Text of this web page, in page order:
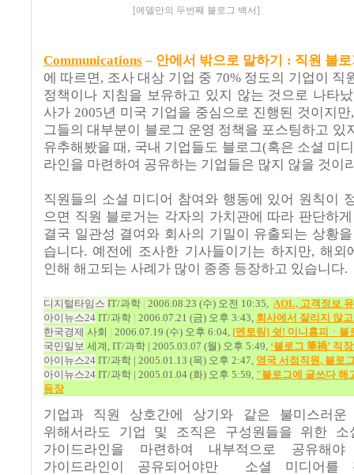
[에델만의 두번째 블로그 백서]
Communications– 안에서 밖으로 말하기 : 직원 블
에 따르면 , 조사 대상 기업 중 70% 정도의 기업이 직
정책이나 지침을 보유하고 있지 않는 것으로 나타
사가 2005년 미국 기업을 중심으로 진행된 것이지만
그들의 대부분이 블로그 운영 정책을 포스팅하고 있
유추해봤을 때 , 국내 기업들도 블로그(혹은 소셜 미
라인을 마련하여 공유하는 기업들은 많지 않을 것이
직원들의 소셜 미디어 참여와 행동에 있어 원칙이
으면 직원 블로거는 각자의 가치관에 따라 판단하
결국 일관성 결여와 회사의 기밀이 유출되는 상황
습니다. 예전에 조사한 기사들이기는 하지만, 해외
인해 해고되는 사례가 많이 종종 등장하고 있습니다.
디지털타임스 IT/과학 | 2006.08.23 (수) 오전 10:35, AOL, 고객정보
아이뉴스24 IT/과학 | 2006.07.21 (금) 오후 3:43, 회사에서 잘리지 않고
한국경제 사회 | 2006.07.19 (수) 오후 6:04, [멘토링] 쉿! 미니홈피ㆍ블
국민일보 세계 , IT/과학 | 2005.03.07 (월) 오후 5:49, ‘블로그 筆禍’ 직
아이뉴스24 IT/과학 | 2005.01.13 (목) 오후 2:47, 영국 서점직원, 블로
아이뉴스24 IT/과학 | 2005.01.04 (화) 오후 5:59, "블로그에 글쓰다 해
등장
기업과 직원 상호간에 상기와 같은 불미스러운
위해서라도 기업 및 조직은 구성원들을 위한
가이드라인을 마련하여 내부적으로 공유해야
가이드라인이 공유되어야만
소셜 미디어를